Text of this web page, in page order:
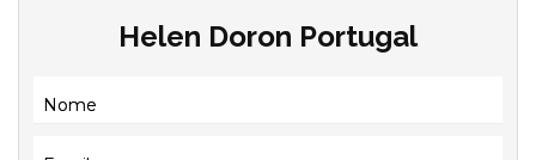
Helen Doron Portugal
Nome